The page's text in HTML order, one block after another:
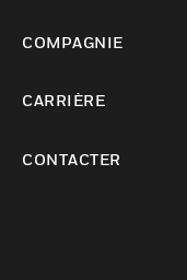
COMPAGNIE
CARRIÈRE
CONTACTER